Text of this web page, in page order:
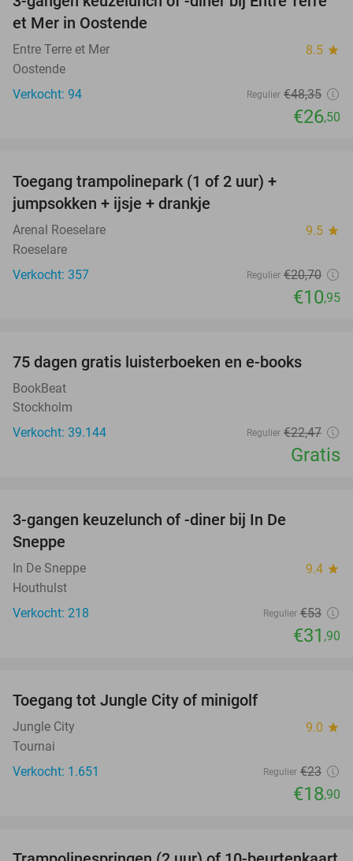
45%
et Mer in Oostende
Entre Terre et Mer 8.5 star
Oostende
Verkocht: 94
Regulier €48,35
€26,50
Toegang trampolinepark (1 of 2 uur) +
jumpsokken + ijsje + drankje
Arenal Roeselare 9.5 star
Roeselare
Verkocht: 357
Regulier €20,70
€10,95
75 dagen gratis luisterboeken en e-books
BookBeat
Stockholm
Verkocht: 39.144
Regulier €22,47
Gratis
3-gangen keuzelunch of -diner bij In De
Sneppe
In De Sneppe 9.4 star
Houthulst
Verkocht: 218
Regulier €53
€31 ,90
Toegang tot Jungle City of minigolf
Jungle City 9.0 star
Tournai
Verkocht: 1.651
Regulier €23
€18,90